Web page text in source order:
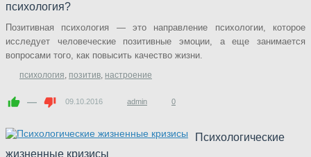
психология?
Позитивная психология — это направление психологии, которое
исследует человеческие позитивные эмоции, а еще занимается
вопросами того, как повысить качество жизни.
психология, позитив, настроение
— 09.10.2016 admin 0
Психологические
жизненные кризисы